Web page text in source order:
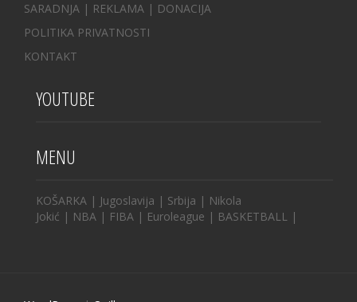
SARADNJA | REKLAMA | DONACIJA
POLITIKA PRIVATNOSTI
KONTAKT
YOUTUBE
MENU
KOŠARKA | Jugoslavija | Srbija | Nikola
Jokić | NBA | FIBA | Euroleague | BASKETBALL |